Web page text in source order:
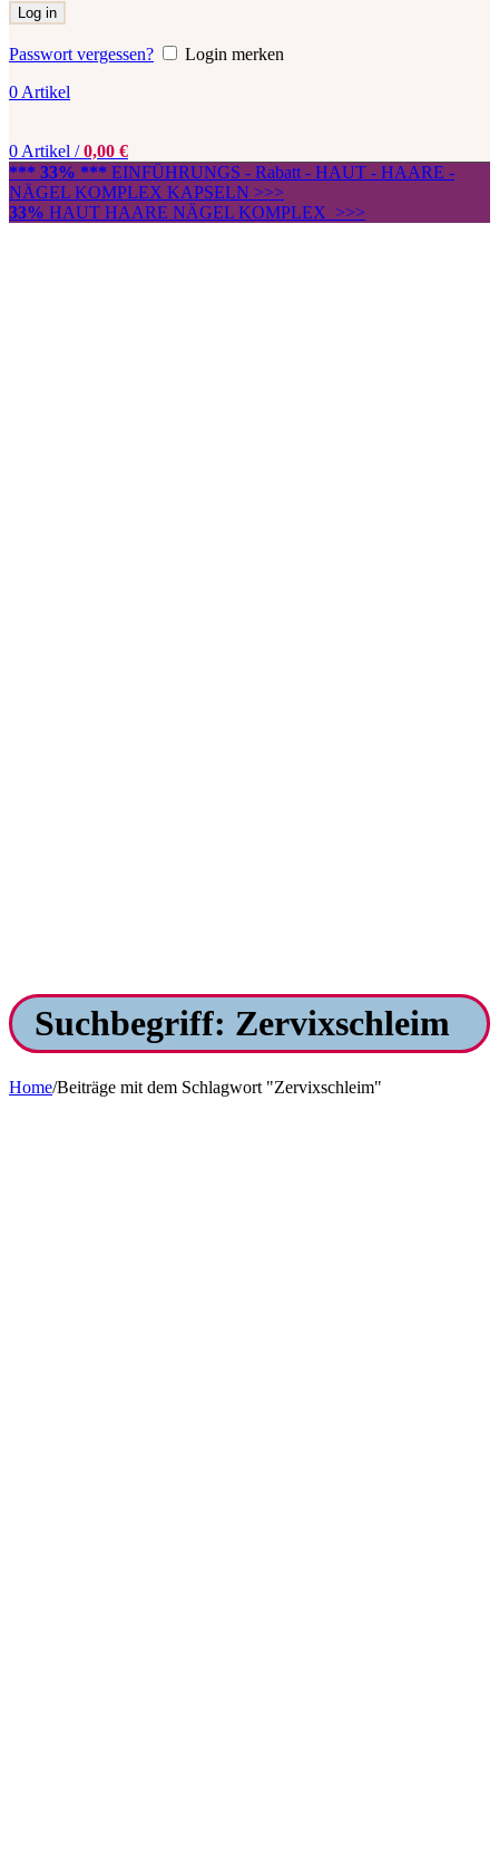
Log in
Passwort vergessen?
Login merken
0 Artikel
0 Artikel / 0,00 €
*** 33% *** EINFÜHRUNGS - Rabatt - HAUT - HAARE -
NÄGEL KOMPLEX KAPSELN >>>
33% HAUT HAARE NÄGEL KOMPLEX >>>
Suchbegriff: Zervixschleim
Home/Beiträge mit dem Schlagwort "Zervixschleim"